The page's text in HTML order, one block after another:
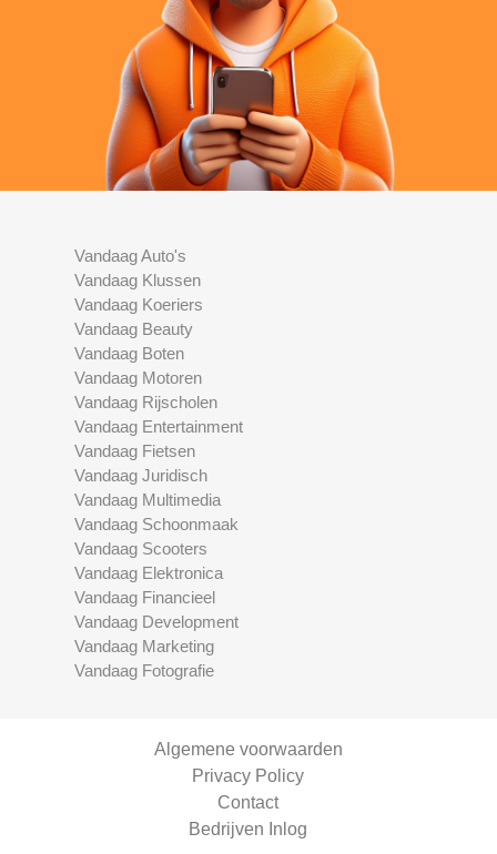
Vandaag Auto's
Vandaag Klussen
Vandaag Koeriers
Vandaag Beauty
Vandaag Boten
Vandaag Motoren
Vandaag Rijscholen
Vandaag Entertainment
Vandaag Fietsen
Vandaag Juridisch
Vandaag Multimedia
Vandaag Schoonmaak
Vandaag Scooters
Vandaag Elektronica
Vandaag Financieel
Vandaag Development
Vandaag Marketing
Vandaag Fotografie
Algemene voorwaarden
Privacy Policy
Contact
Bedrijven Inlog